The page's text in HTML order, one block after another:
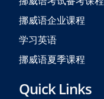
挪威语企业课程
学习英语
挪威语夏季课程
Quick Links